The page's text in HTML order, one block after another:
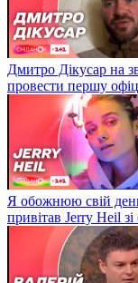
Дмитро Дікусар на
провести першу
Я обожнюю свій
привітав Jerry Heil